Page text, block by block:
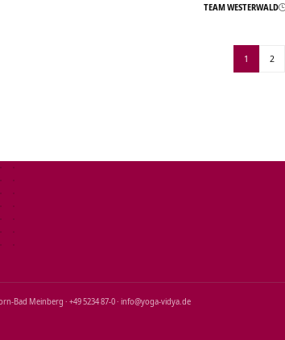
TEAM WESTERWALD
1 2
Meinberg · +49 5234 87‑0 · info@yoga‑vidya.de